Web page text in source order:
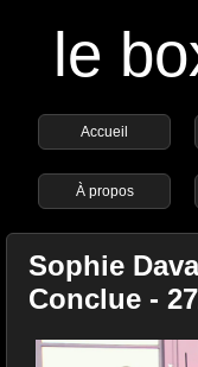
le
Accueil
À propos
Sophie
Conclue -